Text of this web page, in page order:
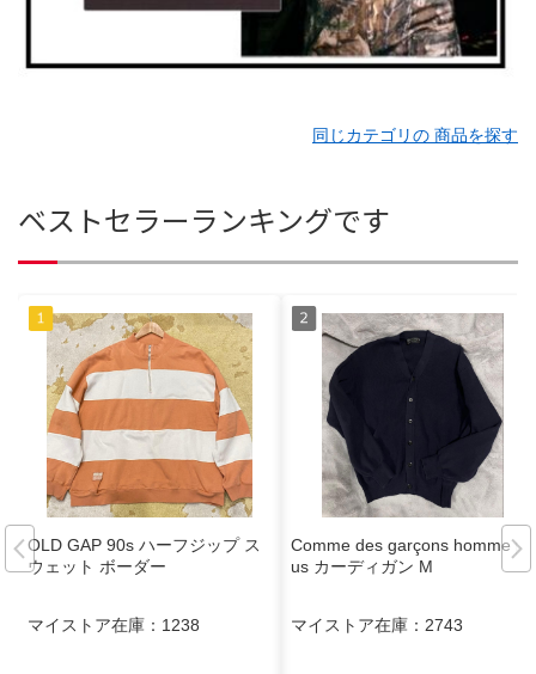
同じカテゴリの 商品を探す
ベストセラーランキングです
OLD GAP 90s ハーフジップ ス
ウェット ボーダー
マイストア在庫： 1238
Comme des garçons homme pl
us カーディガン M
マイストア在庫： 2743